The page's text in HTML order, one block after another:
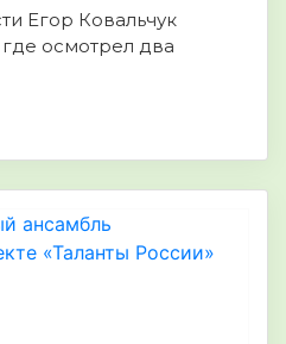
Егор Ковальчук
осмотрел два